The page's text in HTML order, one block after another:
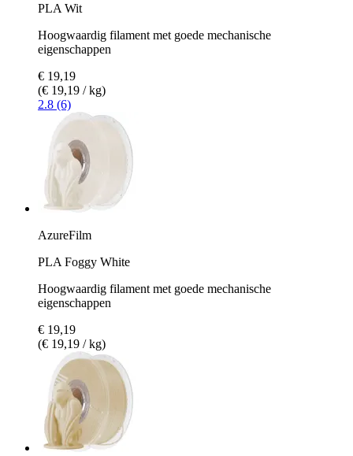
PLA Wit
Hoogwaardig filament met goede mechanische
eigenschappen
€ 19,19
(€ 19,19 / kg)
2.8 (6)
AzureFilm
PLA Foggy White
Hoogwaardig filament met goede mechanische
eigenschappen
€ 19,19
(€ 19,19 / kg)